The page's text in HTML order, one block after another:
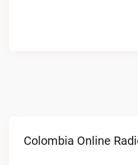
Colombia Online